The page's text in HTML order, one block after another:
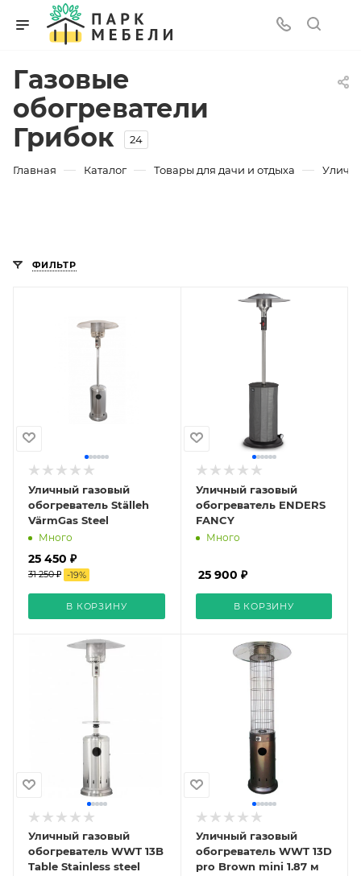
Газовые
обогреватели
Грибок
24
Главная — Каталог — Товары для дачи и отдыха —
ФИЛЬТР
Уличный газовый
обогреватель Ställeh
VärmGas Steel
Много
25 450 ₽
31 250 ₽ -19%
В КОРЗИНУ
Уличный газовый
обогреватель ENDERS
FANCY
Много
25 900 ₽
В КОРЗИНУ
Уличный газовый
обогреватель WWT 13B
Table Stainless steel
Уличный газовый
обогреватель WWT 13D
pro Brown mini 1.87 м